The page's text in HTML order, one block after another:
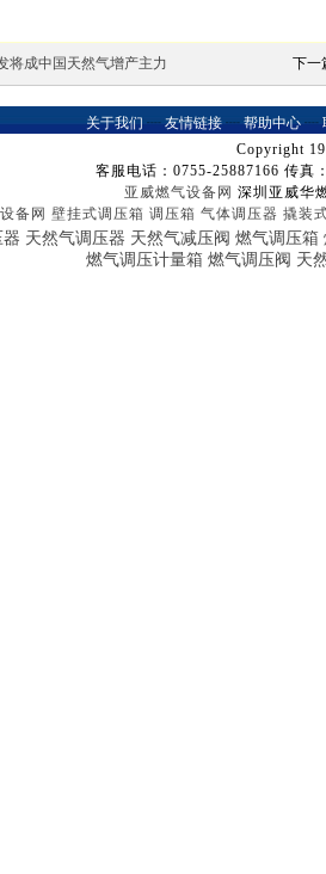
将成中国天然气增产主力 下一
关于我们 ┈ 友情链接 ┈ 帮助中心 ┈
Copyright
客服电话：0755-25887166 传真
亚威燃气设备网 深圳亚威华
备网 壁挂式调压箱 调压箱 气体调压器 撬装
天然气调压器 天然气减压阀 燃气调压箱
燃气调压计量箱 燃气调压阀 天